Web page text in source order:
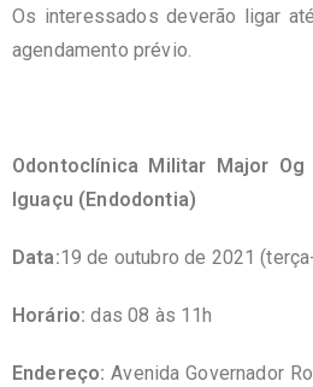
Os interessados deverão ligar
agendamento prévio.
Odontoclínica Militar Major
Iguaçu (Endodontia)
Data:19 de outubro de 2021
Horário:das 08 às 11h
Endereço:Avenida Governador